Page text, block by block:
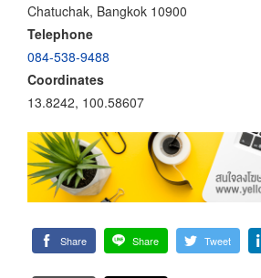
Chatuchak, Bangkok 10900
Telephone
084-538-9488
Coordinates
13.8242, 100.58607
Share Share Tweet